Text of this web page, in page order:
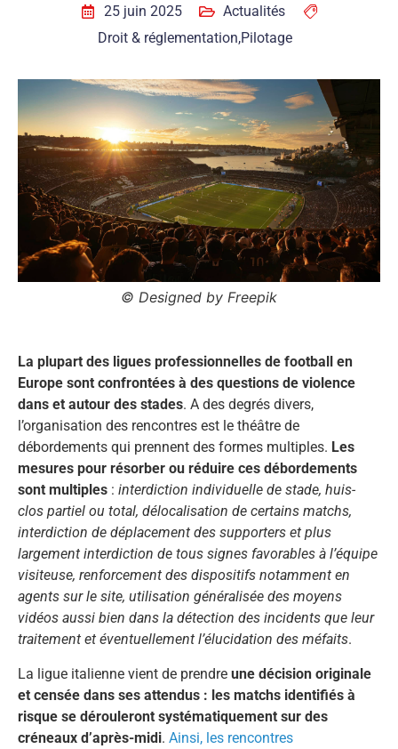
25 juin 2025
Actualités
Droit & réglementation,Pilotage
© Designed by Freepik
La plupart des ligues professionnelles de football en
Europe sont confrontées à des questions de violence
dans et autour des stades. A des degrés divers,
l’organisation des rencontres est le théâtre de
débordements qui prennent des formes multiples. Les
mesures pour résorber ou réduire ces débordements
sont multiples : interdiction individuelle de stade, huis-
clos partiel ou total, délocalisation de certains matchs,
interdiction de déplacement des supporters et plus
largement interdiction de tous signes favorables à l’équipe
visiteuse, renforcement des dispositifs notamment en
agents sur le site, utilisation généralisée des moyens
vidéos aussi bien dans la détection des incidents que leur
traitement et éventuellement l’élucidation des méfaits.
La ligue italienne vient de prendre une décision originale
et censée dans ses attendus : les matchs identifiés à
risque se dérouleront systématiquement sur des
créneaux d’après-midi. Ainsi, les rencontres